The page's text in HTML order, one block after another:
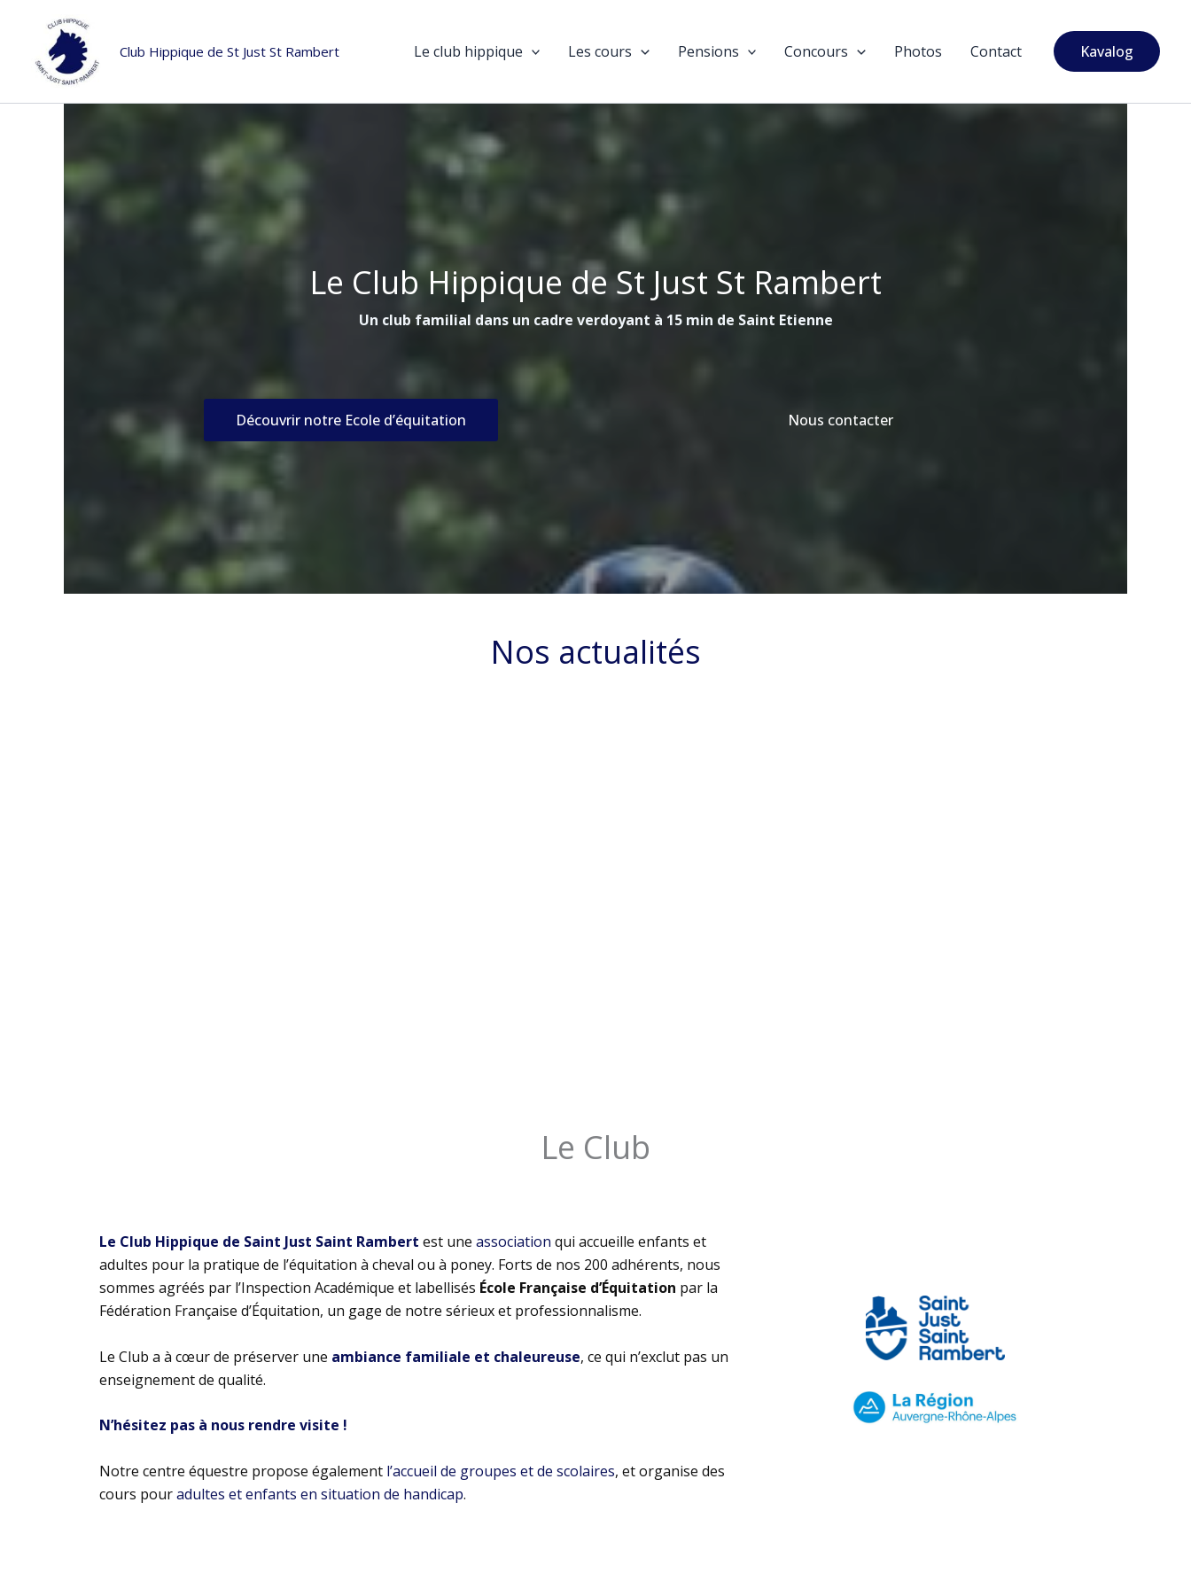
contenu
Club Hippique de St Just St Rambert Le club hippique Les cours Pensions Concours Photos Contact Kavalog
Le Club Hippique de St Just St Rambert
Un club familial dans un cadre verdoyant à 15 min de Saint Etienne
Découvrir notre Ecole d’équitation Nous contacter
Nos actualités
Le Club
Le Club Hippique de Saint Just Saint Rambert est une association qui accueille enfants et
adultes pour la pratique de l’équitation à cheval ou à poney. Forts de nos 200 adhérents, nous
sommes agréés par l’Inspection Académique et labellisés École Française d’Équitation par la
Fédération Française d’Équitation, un gage de notre sérieux et professionnalisme.
Le Club a à cœur de préserver une ambiance familiale et chaleureuse, ce qui n’exclut pas un
enseignement de qualité.
N’hésitez pas à nous rendre visite !
Notre centre équestre propose également l’accueil de groupes et de scolaires, et organise des
cours pouradultes et enfants en situation de handicap.